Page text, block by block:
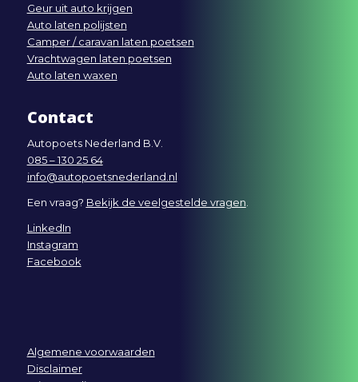
Geur uit auto krijgen
Auto laten polijsten
Camper / caravan laten poetsen
Vrachtwagen laten poetsen
Auto laten waxen
Contact
Autopoets Nederland B.V.
085 – 130 25 64
info@autopoetsnederland.nl
Een vraag? Bekijk de veelgestelde vragen
LinkedIn
Instagram
Facebook
Algemene voorwaarden
Disclaimer